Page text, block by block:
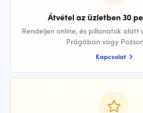
Átvétel az üzletben 30
Rendeljen online, és pillanatok
Prágában vagy
Kapcsolat